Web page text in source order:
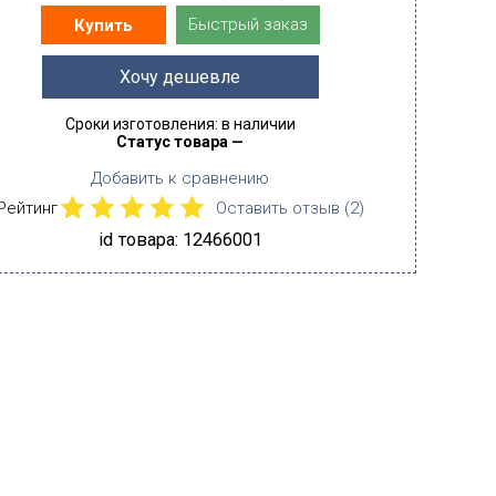
Купить Быстрый заказ
Хочу дешевле
Сроки изготовления: в наличии
Статус товара —
Добавить к сравнению
Оставить отзыв (2)
id товара: 12466001